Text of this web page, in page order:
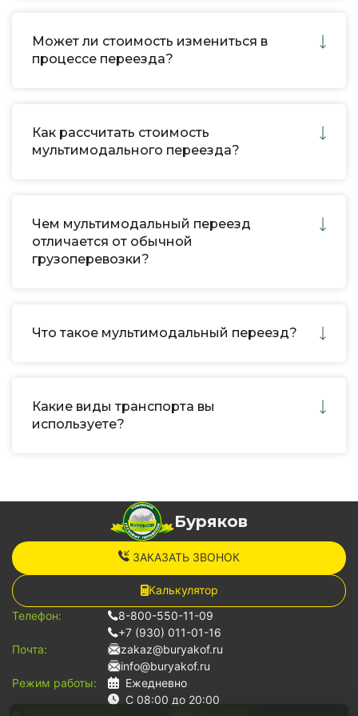
Может ли стоимость измениться в
процессе переезда?
Как рассчитать стоимость
мультимодального переезда?
Чем мультимодальный переезд
отличается от обычной
грузоперевозки?
Что такое мультимодальный переезд?
Какие виды транспорта вы
используете?
Буряков
ЗАКАЗАТЬ ЗВОНОК
Калькулятор
Телефон:
8-800-550-11-09
+7 (930) 011-01-16
Почта:
zakaz@buryakof.ru
info@buryakof.ru
Режим работы:
Ежедневно
С 08:00 до 20:00